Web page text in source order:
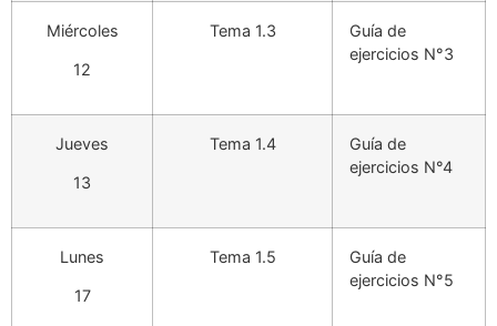
Miércoles
12
Tema 1.3
Guía de
ejercicios N°3
Jueves
13
Tema 1.4
Guía de
ejercicios N°4
Lunes
17
Tema 1.5
Guía de
ejercicios N°5